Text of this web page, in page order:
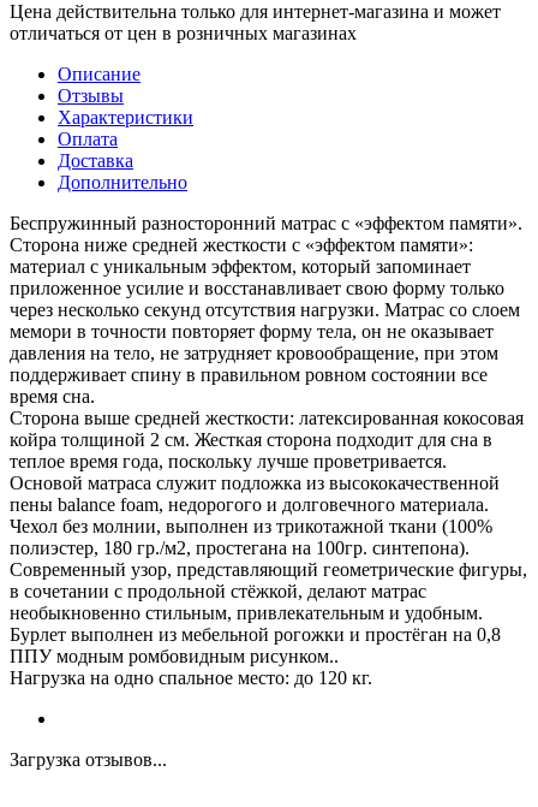
Цена действительна только для интернет-магазина и может
отличаться от цен в розничных магазинах
Описание
Отзывы
Характеристики
Оплата
Доставка
Дополнительно
Беспружинный разносторонний матрас с «эффектом памяти».
Сторона ниже средней жесткости с «эффектом памяти»:
материал с уникальным эффектом, который запоминает
приложенное усилие и восстанавливает свою форму только
через несколько секунд отсутствия нагрузки. Матрас со слоем
мемори в точности повторяет форму тела, он не оказывает
давления на тело, не затрудняет кровообращение, при этом
поддерживает спину в правильном ровном состоянии все
время сна.
Сторона выше средней жесткости: латексированная кокосовая
койра толщиной 2 см. Жесткая сторона подходит для сна в
теплое время года, поскольку лучше проветривается.
Основой матраса служит подложка из высококачественной
пены balance foam, недорогого и долговечного материала.
Чехол без молнии, выполнен из трикотажной ткани (100%
полиэстер, 180 гр./м2, простегана на 100гр. синтепона).
Современный узор, представляющий геометрические фигуры,
в сочетании с продольной стёжкой, делают матрас
необыкновенно стильным, привлекательным и удобным.
Бурлет выполнен из мебельной рогожки и простёган на 0,8
ППУ модным ромбовидным рисунком..
Нагрузка на одно спальное место: до 120 кг.
Загрузка отзывов...